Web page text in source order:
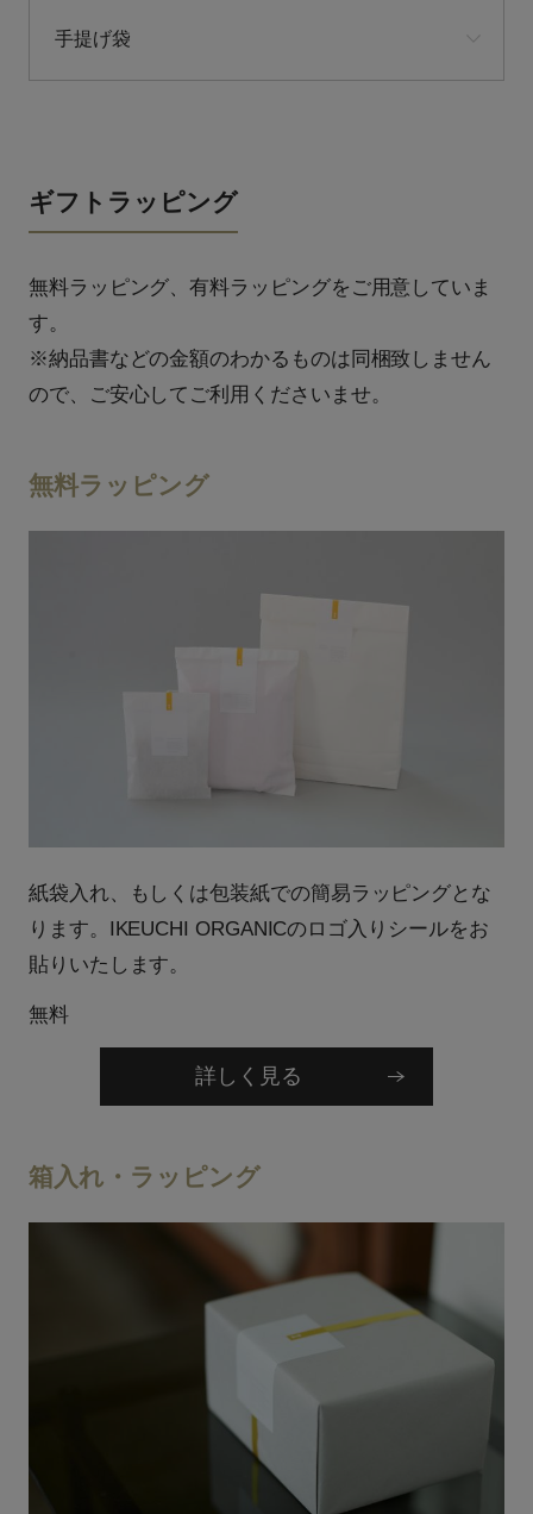
手提げ袋
ギフトラッピング
無料ラッピング、有料ラッピングをご用意していま
す。
※納品書などの金額のわかるものは同梱致しません
ので、ご安心してご利用くださいませ。
無料ラッピング
紙袋入れ、もしくは包装紙での簡易ラッピングとな
ります。IKEUCHI ORGANICのロゴ入りシールをお
貼りいたします。
無料
詳しく見る
箱入れ・ラッピング